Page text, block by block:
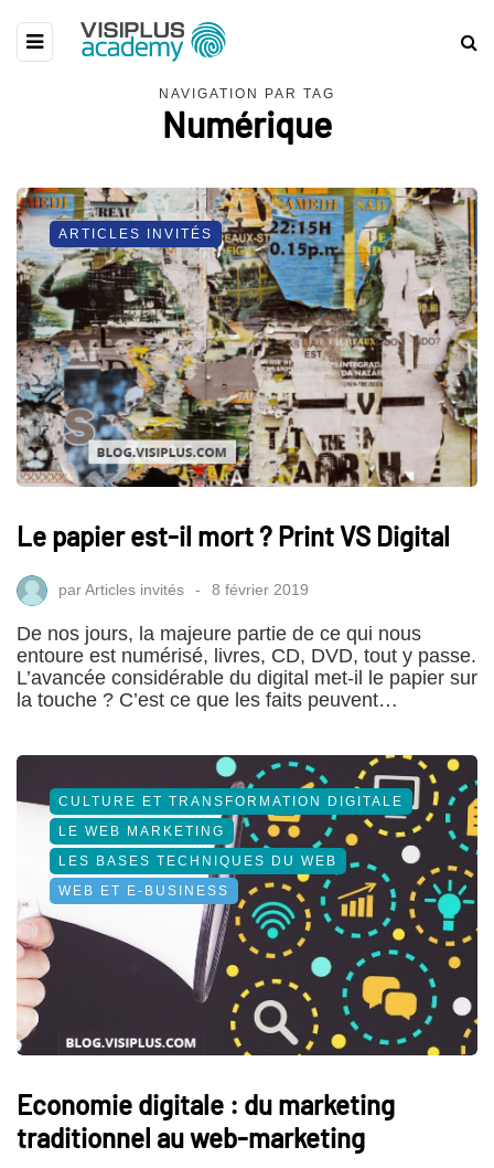
NAVIGATION PAR TAG
Numérique
ARTICLES INVITÉS
Le papier est-il mort ? Print VS Digital
parArticles invités 8 février 2019
De nos jours, la majeure partie de ce qui nous
entoure est numérisé, livres, CD, DVD, tout y passe.
L’avancée considérable du digital met-il le papier sur
la touche ? C’est ce que les faits peuvent…
CULTURE ET TRANSFORMATION DIGITALE
LE WEB MARKETING
LES BASES TECHNIQUES DU WEB
WEB ET E-BUSINESS
Economie digitale : du marketing
traditionnel au web-marketing